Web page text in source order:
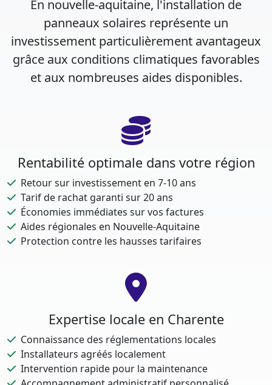
En nouvelle-aquitaine, l'installation de
panneaux solaires représente un
investissement particulièrement avantageux
grâce aux conditions climatiques favorables
et aux nombreuses aides disponibles.
Rentabilité optimale dans votre région
Retour sur investissement en 7-10 ans
Tarif de rachat garanti sur 20 ans
Économies immédiates sur vos factures
Aides régionales en Nouvelle-Aquitaine
Protection contre les hausses tarifaires
Expertise locale en Charente
Connaissance des réglementations locales
Installateurs agréés localement
Intervention rapide pour la maintenance